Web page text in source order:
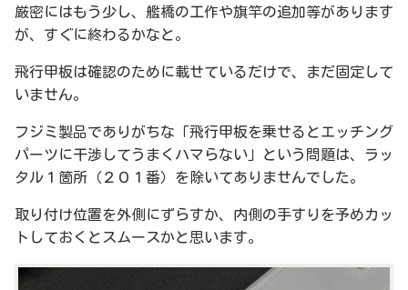
厳密にはもう少し、艦橋の工作や旗竿の追加等があります
が、すぐに終わるかなと。
飛行甲板は確認のために載せているだけで、まだ固定して
いません。
フジミ製品でありがちな「飛行甲板を乗せるとエッチング
パーツに干渉してうまくハマらない」という問題は、ラッ
タル１箇所（２０１番）を除いてありませんでした。
取り付け位置を外側にずらすか、内側の手すりを予めカッ
トしておくとスムースかと思います。